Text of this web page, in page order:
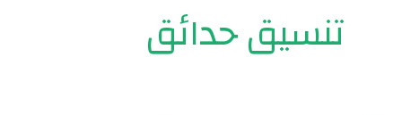
تنسيق حدائق